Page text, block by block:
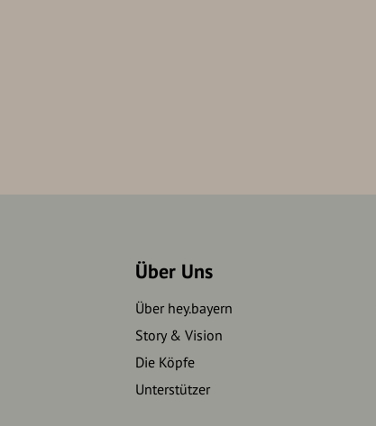
Über Uns
Über hey.bayern
Story & Vision
Die Köpfe
Unterstützer